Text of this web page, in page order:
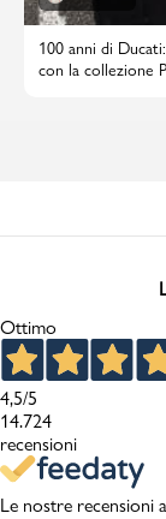
100 anni di
con la collezione
Ottimo
4,5/5
14.724
recensioni
Le nostre recensioni